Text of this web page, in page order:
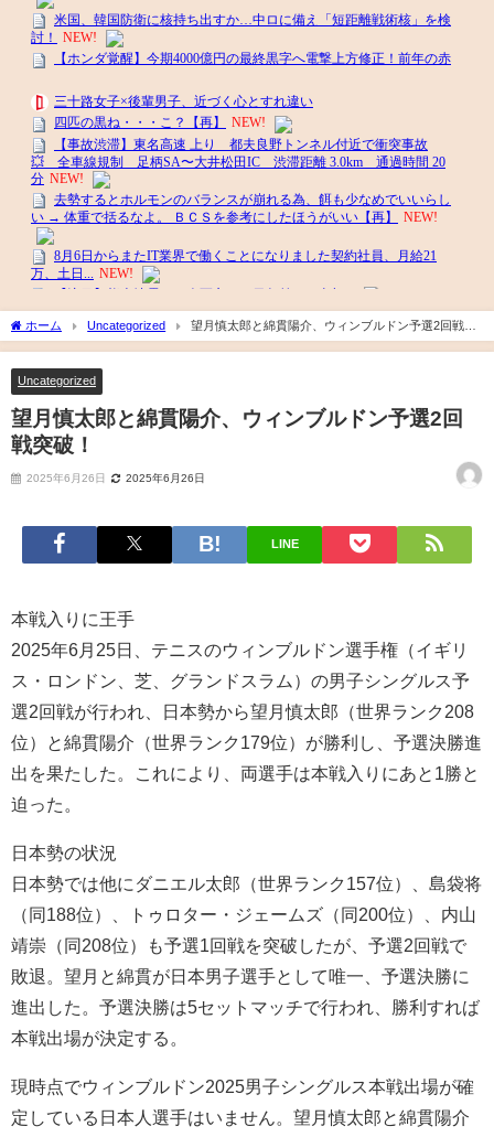
ホーム Uncategorized
望月慎太郎と綿貫陽介、ウィンブルドン予選2回戦突
破！
Uncategorized
望月慎太郎と綿貫陽介、ウィンブルドン予選2回
戦突破！
2025年6月26日 2025年6月26日
LINE
本戦入りに王手
2025年6月25日、テニスのウィンブルドン選手権（イギリ
ス・ロンドン、芝、グランドスラム）の男子シングルス予
選2回戦が行われ、日本勢から望月慎太郎（世界ランク208
位）と綿貫陽介（世界ランク179位）が勝利し、予選決勝進
出を果たした。これにより、両選手は本戦入りにあと1勝と
迫った。
日本勢の状況
日本勢では他にダニエル太郎（世界ランク157位）、島袋将
（同188位）、トゥロター・ジェームズ（同200位）、内山
靖崇（同208位）も予選1回戦を突破したが、予選2回戦で
敗退。望月と綿貫が日本男子選手として唯一、予選決勝に
進出した。予選決勝は5セットマッチで行われ、勝利すれば
本戦出場が決定する。
現時点でウィンブルドン2025男子シングルス本戦出場が確
定している日本人選手はいません。望月慎太郎と綿貫陽介